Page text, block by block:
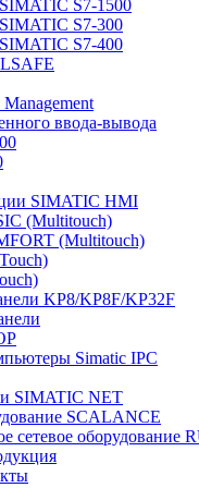
S7-1500
S7-300
S7-400
ввода-вывода
SIMATIC HMI
(Multitouch)
(Multitouch)
KP8/KP8F/KP32F
Simatic IPC
SIMATIC NET
SCALANCE
сетевое оборудование